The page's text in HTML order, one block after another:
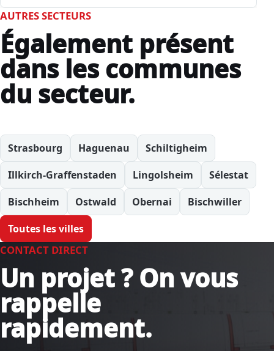
AUTRES SECTEURS
Également présent
dans les communes
du secteur.
Strasbourg Haguenau
Schiltigheim
Illkirch-Graffenstaden
Lingolsheim
Sélestat
Bischheim
Ostwald Obernai
Bischwiller
Toutes les villes
CONTACT DIRECT
Un projet ? On vous
rappelle
rapidement.